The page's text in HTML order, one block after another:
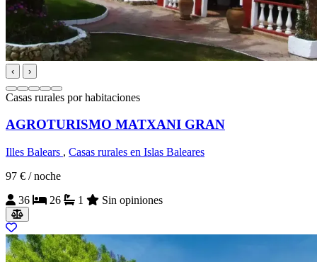
‹ ›
Casas rurales por habitaciones
AGROTURISMO MATXANI GRAN
Illes Balears , Casas rurales en Islas Baleares
97 € / noche
36
26 1 Sin opiniones